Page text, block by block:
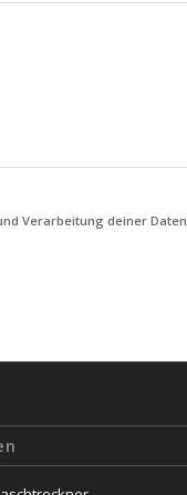
Verarbeitung deiner Daten